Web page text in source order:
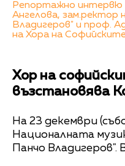
Репортажно интервю
Ангелова,
Владигеров" и проф.
на Хора на
Хор на
възстановява
На 23 декември
Националната
Панчо Владигеров".